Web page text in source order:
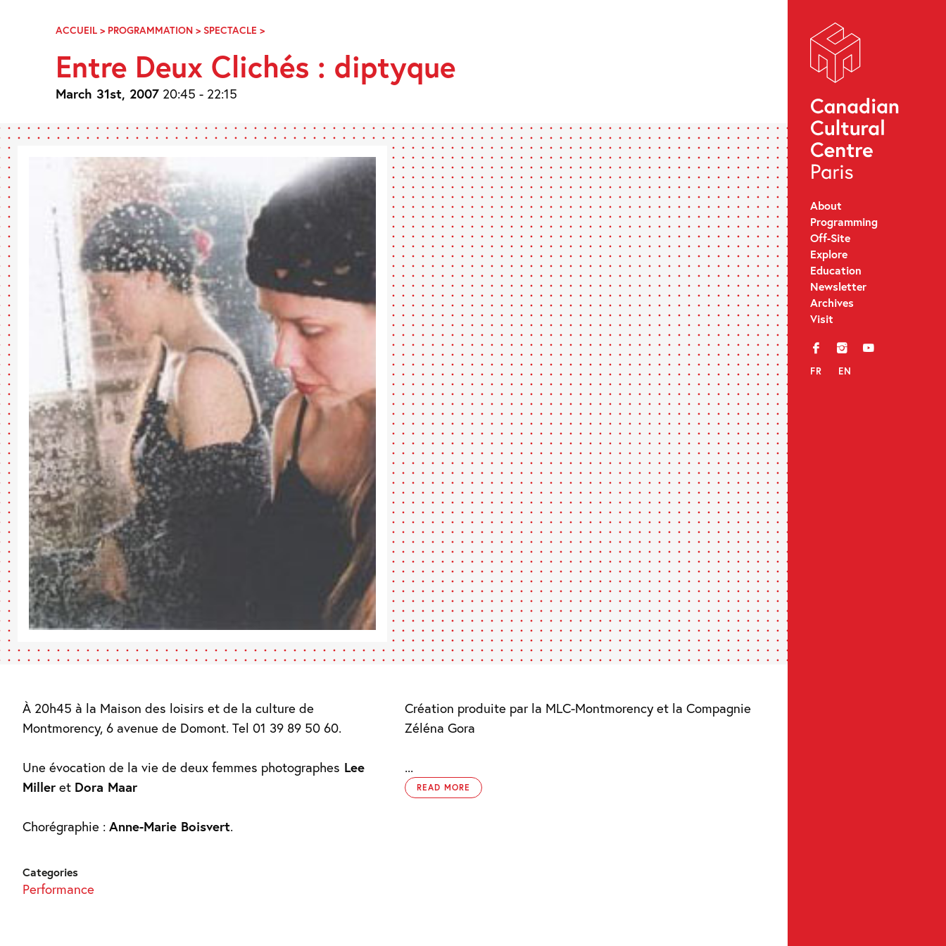
Navigation
About
Programming
Off-Site
Explore
Education
Newsletter
Archives
Visit
f i y
FR EN
ACCUEIL > PROGRAMMATION > SPECTACLE >ENTRE
CLICHÉS
:
Entre Deux Clichés : diptyque
March 31st, 2007 20:45 - 22:15
À 20h45 à la Maison des loisirs et de la culture de
Montmorency, 6 avenue de Domont. Tel 01 39 89 50 60.
Une évocation de la vie de deux femmes photographes Lee
Miller et Dora Maar
Chorégraphie : Anne-Marie Boisvert.
Création produite par la MLC-Montmorency et la Compagnie
Zéléna Gora
...
READ MORE
Categories
Performance